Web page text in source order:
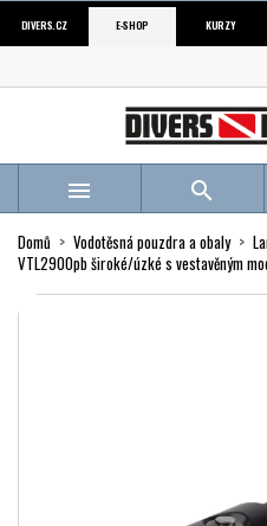
DIVERS.CZ E-SHOP KURZY
 
Domů Vodotěsná pouzdra a obaly
VTL2900pb široké/úzké s vestavěným